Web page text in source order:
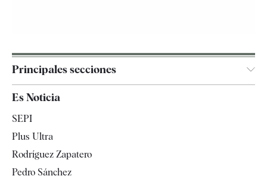
Principales secciones
España
Televisión
Es Noticia
SEPI
Plus Ultra
Rodríguez Zapatero
Pedro Sánchez